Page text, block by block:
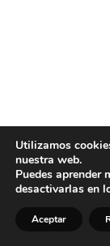
Utilizamos
nuestra web.
Puedes aprender
desactivarlas en
Aceptar